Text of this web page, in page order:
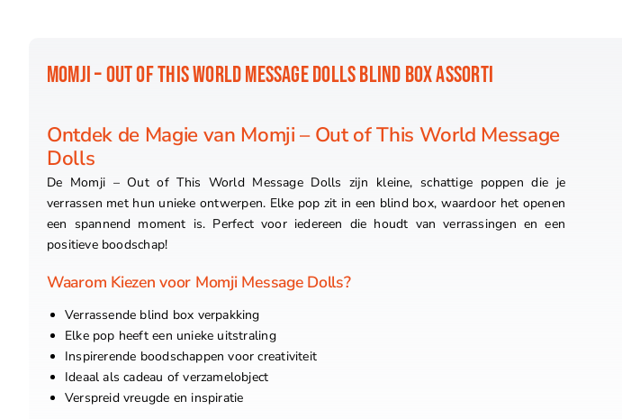
MOMJI – OUT OF THIS WORLD MESSAGE DOLLS BLIND BOX ASSORTI
Ontdek de Magie van Momji – Out of This World Message
Dolls
De Momji – Out of This World Message Dolls zijn kleine, schattige poppen die je
verrassen met hun unieke ontwerpen. Elke pop zit in een blind box, waardoor het openen
een spannend moment is. Perfect voor iedereen die houdt van verrassingen en een
positieve boodschap!
Waarom Kiezen voor Momji Message Dolls?
Verrassende blind box verpakking
Elke pop heeft een unieke uitstraling
Inspirerende boodschappen voor creativiteit
Ideaal als cadeau of verzamelobject
Verspreid vreugde en inspiratie